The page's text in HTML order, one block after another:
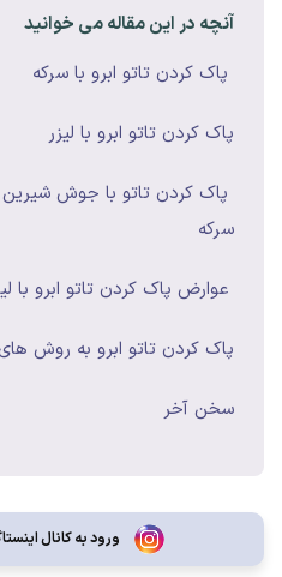
آنچه در این مقاله می خوانید
پاک کردن تاتو ابرو با سرکه
پاک کردن تاتو ابرو با لیزر
پاک کردن تاتو با جوش شیرین
سرکه
عوارض پاک کردن تاتو ابرو با
پاک کردن تاتو ابرو به روش
سخن آخر
ورود به کانال